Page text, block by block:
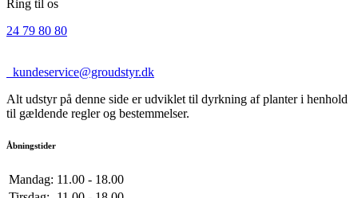
Ring til os
24 79 80 80
kundeservice@groudstyr.dk
Alt udstyr på denne side er udviklet til dyrkning af planter i henhold
til gældende regler og bestemmelser.
Åbningstider
Mandag: 11.00 - 18.00